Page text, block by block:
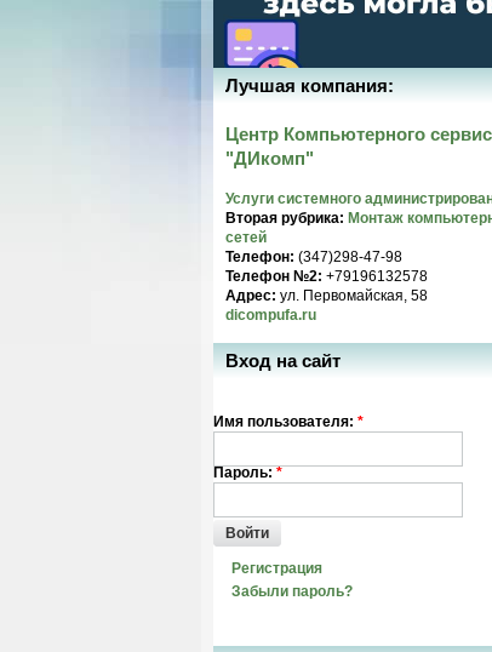
Лучшая компания:
Центр Компьютерного
"ДИкомп"
Услуги системного
Вторая рубрика: Монтаж
сетей
Телефон: (347)298-47-98
Телефон №2: +79196132578
Адрес: ул. Первомайская, 58
dicompufa.ru
Вход на сайт
Имя пользователя: *
Пароль: *
Войти
Регистрация
Забыли пароль?